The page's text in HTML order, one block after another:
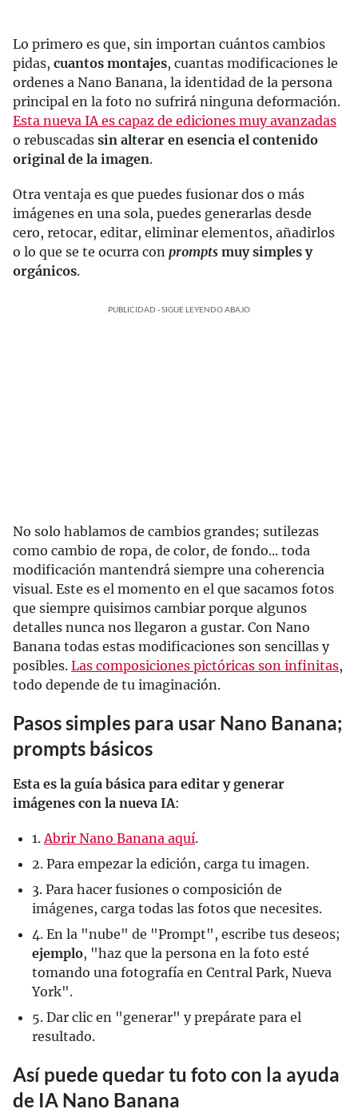
Lo primero es que, sin importan cuántos cambios
pidas, cuantos montajes, cuantas modificaciones le
ordenes a Nano Banana, la identidad de la persona
principal en la foto no sufrirá ninguna deformación.
Esta nueva IA es capaz de ediciones muy avanzadas
o rebuscadas sin alterar en esencia el contenido
original de la imagen.
Otra ventaja es que puedes fusionar dos o más
imágenes en una sola, puedes generarlas desde
cero, retocar, editar, eliminar elementos, añadirlos
o lo que se te ocurra con prompts muy simples y
orgánicos.
PUBLICIDAD - SIGUE LEYENDO ABAJO
No solo hablamos de cambios grandes; sutilezas
como cambio de ropa, de color, de fondo... toda
modificación mantendrá siempre una coherencia
visual. Este es el momento en el que sacamos fotos
que siempre quisimos cambiar porque algunos
detalles nunca nos llegaron a gustar. Con Nano
Banana todas estas modificaciones son sencillas y
posibles. Las composiciones pictóricas son infinitas,
todo depende de tu imaginación.
Pasos simples para usar Nano Banana;
prompts básicos
Esta es la guía básica para editar y generar
imágenes con la nueva IA:
1.Abrir Nano Banana aquí.
2. Para empezar la edición, carga tu imagen.
3. Para hacer fusiones o composición de
imágenes, carga todas las fotos que necesites.
4. En la "nube" de "Prompt", escribe tus deseos;
ejemplo, "haz que la persona en la foto esté
tomando una fotografía en Central Park, Nueva
York".
5. Dar clic en "generar" y prepárate para el
resultado.
Así puede quedar tu foto con la ayuda
de IA Nano Banana